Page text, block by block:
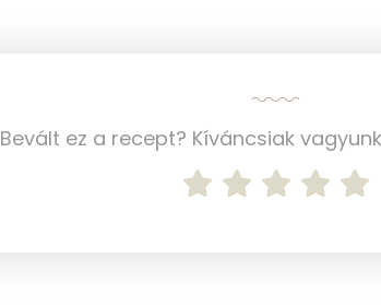
Bevált ez a recept? Kíváncsiak